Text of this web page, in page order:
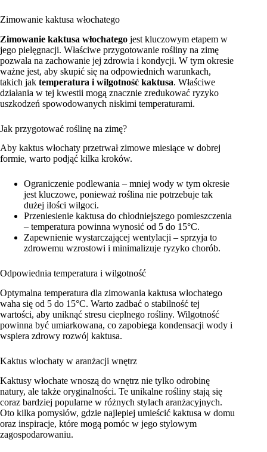
Zimowanie kaktusa włochatego
Zimowanie kaktusa włochatego jest kluczowym etapem w
jego pielęgnacji. Właściwe przygotowanie rośliny na zimę
pozwala na zachowanie jej zdrowia i kondycji. W tym okresie
ważne jest, aby skupić się na odpowiednich warunkach,
takich jak temperatura i wilgotność kaktusa. Właściwe
działania w tej kwestii mogą znacznie zredukować ryzyko
uszkodzeń spowodowanych niskimi temperaturami.
Jak przygotować roślinę na zimę?
Aby kaktus włochaty przetrwał zimowe miesiące w dobrej
formie, warto podjąć kilka kroków.
Ograniczenie podlewania – mniej wody w tym okresie
jest kluczowe, ponieważ roślina nie potrzebuje tak
dużej ilości wilgoci.
Przeniesienie kaktusa do chłodniejszego pomieszczenia
– temperatura powinna wynosić od 5 do 15°C.
Zapewnienie wystarczającej wentylacji – sprzyja to
zdrowemu wzrostowi i minimalizuje ryzyko chorób.
Odpowiednia temperatura i wilgotność
Optymalna temperatura dla zimowania kaktusa włochatego
waha się od 5 do 15°C. Warto zadbać o stabilność tej
wartości, aby uniknąć stresu cieplnego rośliny. Wilgotność
powinna być umiarkowana, co zapobiega kondensacji wody i
wspiera zdrowy rozwój kaktusa.
Kaktus włochaty w aranżacji wnętrz
Kaktusy włochate wnoszą do wnętrz nie tylko odrobinę
natury, ale także oryginalności. Te unikalne rośliny stają się
coraz bardziej popularne w różnych stylach aranżacyjnych.
Oto kilka pomysłów, gdzie najlepiej umieścić kaktusa w domu
oraz inspiracje, które mogą pomóc w jego stylowym
zagospodarowaniu.